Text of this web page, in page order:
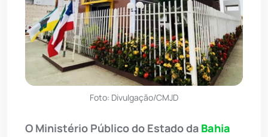
Foto: Divulgação/CMJD
O Ministério Público do Estado da Bahia